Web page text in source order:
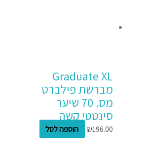
Graduate XL
מברשת פילברט
מס. 70 שיער
סינטטי קשה
₪196.00 הוספה לסל